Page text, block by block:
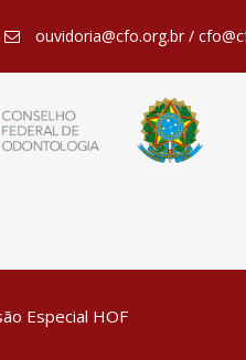
ouvidoria@cfo.org.br /
Especial HOF